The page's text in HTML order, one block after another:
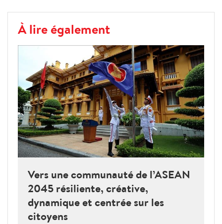
À lire également
Vers une communauté de l’ASEAN
2045 résiliente, créative,
dynamique et centrée sur les
citoyens